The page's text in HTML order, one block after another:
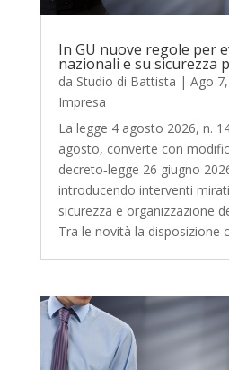
In GU nuove regole per
nazionali e su sicurezza
da Studio di Battista | Ago
Impresa
La legge 4 agosto 2026, n.
agosto, converte con
decreto‑legge 26 giugno
introducendo interventi
sicurezza e organizzazione
Tra le novità la disposizione